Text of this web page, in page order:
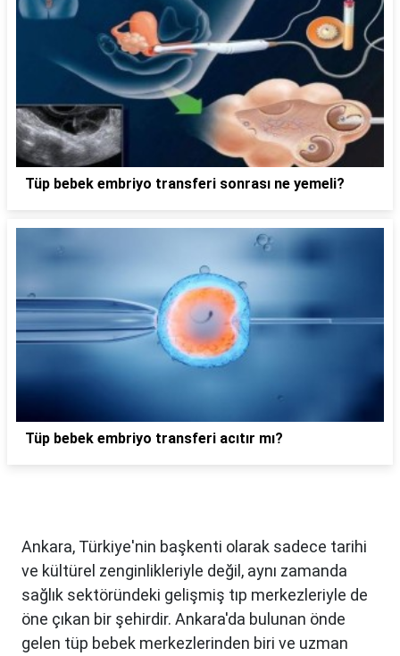
Tüp bebek embriyo transferi sonrası ne yemeli?
Tüp bebek embriyo transferi acıtır mı?
Ankara, Türkiye'nin başkenti olarak sadece tarihi
ve kültürel zenginlikleriyle değil, aynı zamanda
sağlık sektöründeki gelişmiş tıp merkezleriyle de
öne çıkan bir şehirdir. Ankara'da bulunan önde
gelen tüp bebek merkezlerinden biri ve uzman